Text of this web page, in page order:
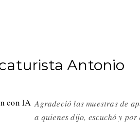
Antonio
Agradeció las muestras de
a quienes dijo, escuchó y por